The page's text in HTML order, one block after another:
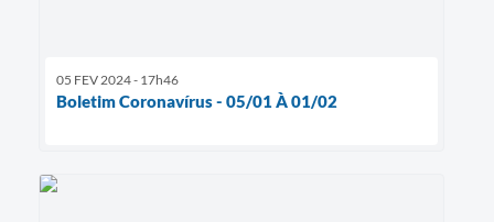
05 FEV 2024 - 17h46
Boletim Coronavírus - 05/01 À 01/02